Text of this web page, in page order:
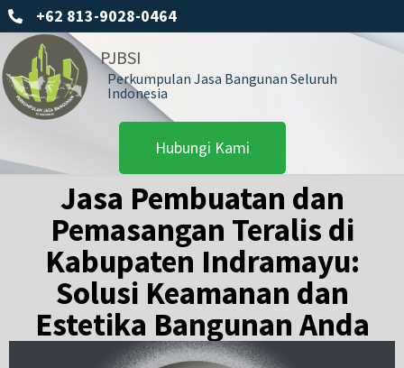
+62 813-9028-0464
PJBSI
Perkumpulan Jasa Bangunan Seluruh
Indonesia
Hubungi Kami
Jasa Pembuatan dan
Pemasangan Teralis di
Kabupaten Indramayu:
Solusi Keamanan dan
Estetika Bangunan Anda